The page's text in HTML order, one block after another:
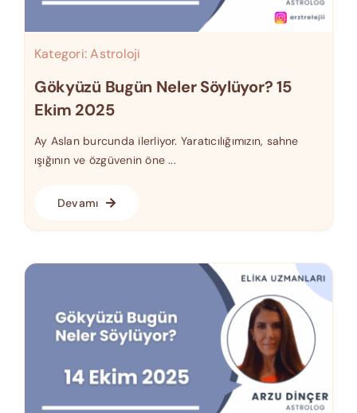
Kategori:Astroloji
Gökyüzü Bugün Neler Söylüyor? 15
Ekim 2025
Ay Aslan burcunda ilerliyor. Yaratıcılığımızın, sahne
ışığının ve özgüvenin öne ...
Devamı